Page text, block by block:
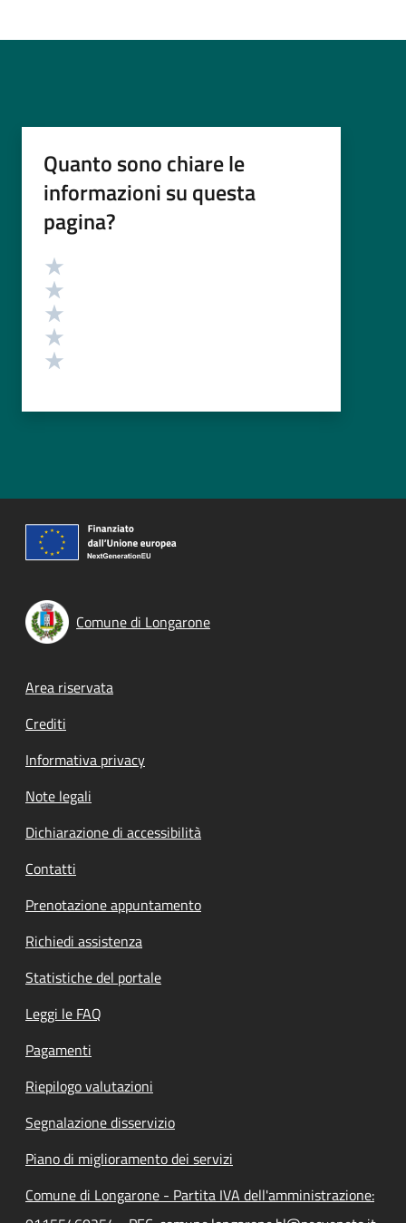
Quanto sono chiare le
informazioni su questa
pagina?
Valutazione
Comune di Longarone
Footer menu
Area riservata
Crediti
Informativa privacy
Note legali
Dichiarazione di accessibilità
Contatti
Prenotazione appuntamento
Richiedi assistenza
Statistiche del portale
Leggi le FAQ
Pagamenti
Riepilogo valutazioni
Segnalazione disservizio
Piano di miglioramento dei servizi
Comune di Longarone - Partita IVA dell'amministrazione: